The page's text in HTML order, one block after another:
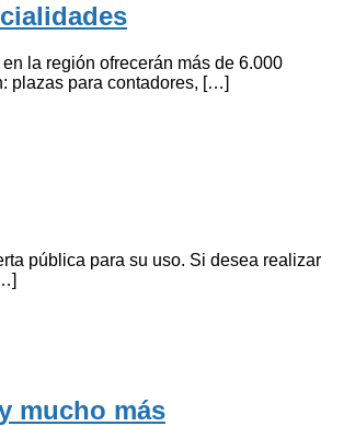
la región ofrecerán más de 6.000
plazas para contadores, […]
pública para su uso. Si desea realizar
mucho más